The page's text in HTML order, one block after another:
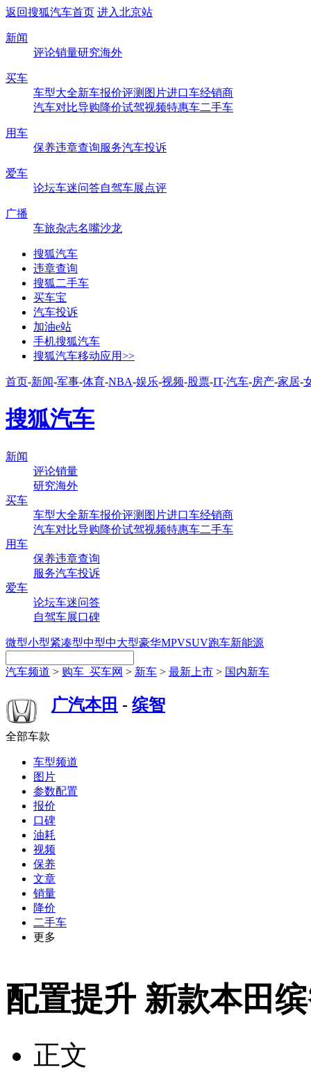
返回搜狐汽车首页 进入北京站
新闻
评论销量研究海外
买车
车型大全新车报价评测 图片进口车经销商
汽车对比导购降价试驾视频特惠车二手车
用车
保养违章查询服务汽车投诉
爱车
论坛车迷问答自驾车展点评
广播
车旅杂志名嘴沙龙
搜狐汽车
违章查询
搜狐二手车
买车宝
汽车投诉
加油e站
手机搜狐汽车
搜狐汽车移动应用>>
首页-新闻-军事-体育-NBA-娱乐-视频-股票-IT-汽车-房产-家居-
搜狐汽车
新闻
评论销量
研究海外
买车
车型大全新车报价评测 图片进口车经销商
汽车对比导购降价试驾视频特惠车二手车
用车
保养违章查询
服务汽车投诉
爱车
论坛车迷问答
自驾车展口碑
微型小型紧凑型中型中大型豪华MPVSUV跑车新能源
汽车频道 > 购车_买车网 > 新车 > 最新上市 > 国内新车
广汽本田 - 缤智
全部车款
车型频道
图片
参数配置
报价
口碑
油耗
视频
保养
文章
销量
降价
二手车
更多
配置提升 新款本田
正文